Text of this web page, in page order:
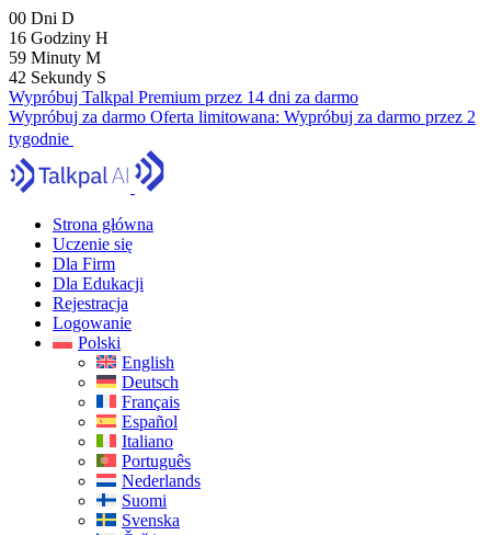
00 Dni D
16 Godziny H
59 Minuty M
41 Sekundy S
Wypróbuj Talkpal Premium przez 14 dni za darmo
Wypróbuj za darmo Oferta limitowana: Wypróbuj za darmo przez 2
tygodnie
Strona główna
Uczenie się
Dla Firm
Dla Edukacji
Rejestracja
Logowanie
Polski
English
Deutsch
Français
Español
Italiano
Português
Nederlands
Suomi
Svenska